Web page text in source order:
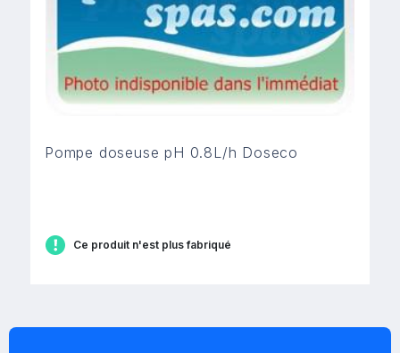
Pompe doseuse pH 0.8L/h Doseco
Ce produit n'est plus fabriqué